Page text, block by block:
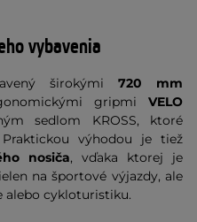
vybavenia
širokými 720 mm
gripmi VELO
sedlom KROSS, ktoré
výhodou je tiež
nosiča, vďaka ktorej je
na športové výjazdy, ale
alebo cykloturistiku.